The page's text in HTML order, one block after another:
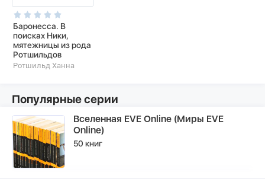
Баронесса. В
поисках Ники,
мятежницы из рода
Ротшильдов
Ротшильд Ханна
Популярные серии
Вселенная EVE Online (Миры EVE
Online)
50 книг